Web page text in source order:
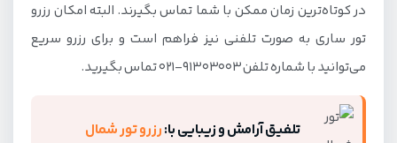
در کوتاه‌ترین زمان ممکن با شما تماس بگیرند. البته امکان رزرو
تور ساری به صورت تلفنی نیز فراهم است و برای رزرو سریع
می‌توانید با شماره تلفن 91303003-021 تماس بگیرید.
تلفیق آرامش و زیبایی با:رزرو تور شمال